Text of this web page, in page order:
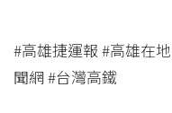
#高雄捷運報 #高雄在
聞網 #台灣高鐵